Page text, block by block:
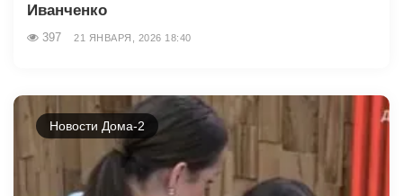
Иванченко
397 21 ЯНВАРЯ, 2026 18:40
Новости Дома-2